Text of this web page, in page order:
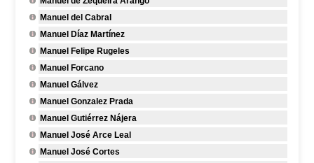
Manuel del Cabral
Manuel Díaz Martínez
Manuel Felipe Rugeles
Manuel Forcano
Manuel Gálvez
Manuel Gonzalez Prada
Manuel Gutiérrez Nájera
Manuel José Arce Leal
Manuel José Cortes